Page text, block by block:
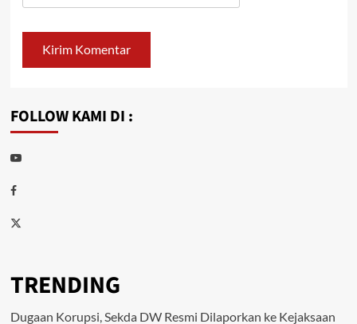
FOLLOW KAMI DI :
Youtube
Facebook
Twitter
TRENDING
Dugaan Korupsi, Sekda DW Resmi Dilaporkan ke Kejaksaan